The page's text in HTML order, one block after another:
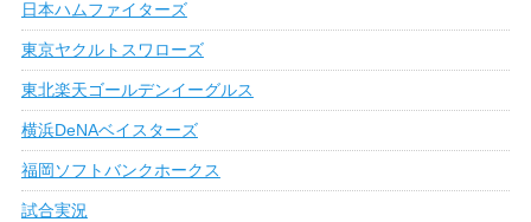
日本ハムファイターズ
東京ヤクルトスワローズ
東北楽天ゴールデンイーグルス
横浜DeNAベイスターズ
福岡ソフトバンクホークス
試合実況